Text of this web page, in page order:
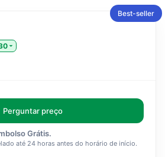
Best-seller
Perguntar preço
Grátis.
até 24 horas antes do horário de início.